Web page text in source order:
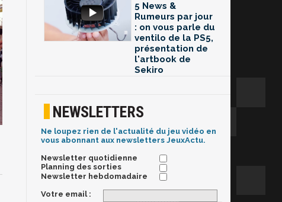
5 News &
Rumeurs par jour
: on vous parle du
ventilo de la PS5,
présentation de
l'artbook de
Sekiro
NEWSLETTERS
Ne loupez rien de l'actualité du jeu vidéo en
vous abonnant aux newsletters JeuxActu.
Newsletter quotidienne
Planning des sorties
Newsletter hebdomadaire
Votre email :